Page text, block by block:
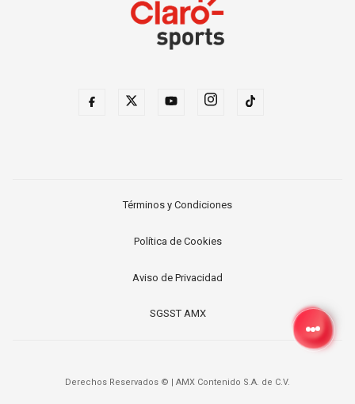
Términos y Condiciones
Política de Cookies
Aviso de Privacidad
SGSST AMX
Derechos Reservados © | AMX Contenido S.A. de C.V.